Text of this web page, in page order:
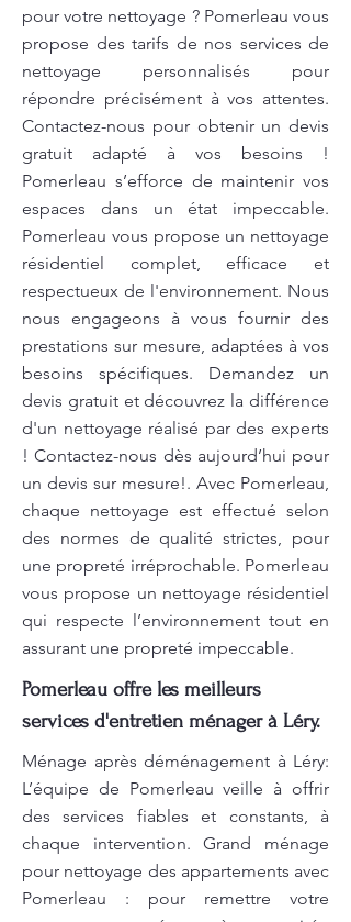
pour votre nettoyage ? Pomerleau vous
propose des tarifs de nos services de
nettoyage personnalisés pour
répondre précisément à vos attentes.
Contactez-nous pour obtenir un devis
gratuit adapté à vos besoins !
Pomerleau s’efforce de maintenir vos
espaces dans un état impeccable.
Pomerleau vous propose un nettoyage
résidentiel complet, efficace et
respectueux de l'environnement. Nous
nous engageons à vous fournir des
prestations sur mesure, adaptées à vos
besoins spécifiques. Demandez un
devis gratuit et découvrez la différence
d'un nettoyage réalisé par des experts
! Contactez-nous dès aujourd’hui pour
un devis sur mesure!. Avec Pomerleau,
chaque nettoyage est effectué selon
des normes de qualité strictes, pour
une propreté irréprochable. Pomerleau
vous propose un nettoyage résidentiel
qui respecte l’environnement tout en
assurant une propreté impeccable.
Pomerleau offre les meilleurs
services d'entretien ménager à Léry.
Ménage après déménagement à Léry:
L’équipe de Pomerleau veille à offrir
des services fiables et constants, à
chaque intervention. Grand ménage
pour nettoyage des appartements avec
Pomerleau : pour remettre votre